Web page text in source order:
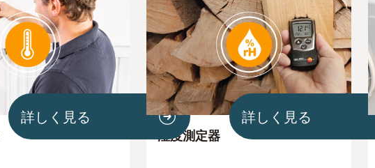
詳しく見る 詳しく見る
湿度測定器